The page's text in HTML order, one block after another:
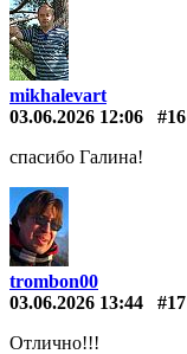
mikhalevart
03.06.2026 12:06
#16
спасибо Галина!
trombon00
03.06.2026 13:44
#17
Отлично!!!